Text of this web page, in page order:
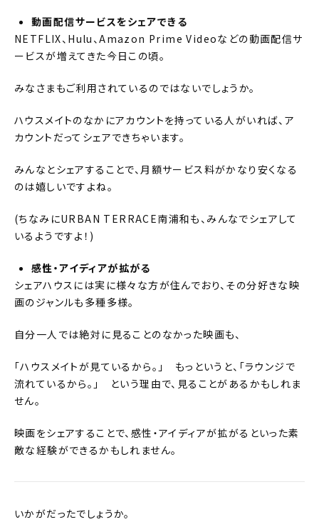
動画配信サービスをシェアできる
NETFLIX、 Hulu 、Amazon Prime Videoなどの動画配信サ
ービスが増えてきた今日この頃。
みなさまもご利用されているのではないでしょうか。
ハウスメイトのなかにアカウントを持っている人がいれば、ア
カウントだってシェアできちゃいます。
みんなとシェアすることで、月額サービス料がかなり安くなる
のは嬉しいですよね。
(ちなみにURBAN TERRACE南浦和も、みんなでシェアして
いるようですよ！)
感性・アイディアが拡がる
シェアハウスには実に様々な方が住んでおり、その分好きな映
画のジャンルも多種多様。
自分一人では絶対に見ることのなかった映画も、
「ハウスメイトが見ているから。」 もっというと、「ラウンジで
流れているから。」 という理由で、見ることがあるかもしれま
せん。
映画をシェアすることで、感性・アイディアが拡がるといった素
敵な経験ができるかもしれません。
いかがだったでしょうか。